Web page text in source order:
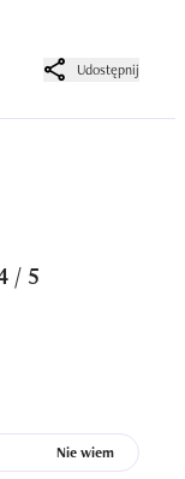
czasie wolę
i
cennych opinii
dla
ale muszę
i myślę
i mniej
nie będę
że są na
polecam bo to
wiele
Udostępnij
/ 5
Nie wiem